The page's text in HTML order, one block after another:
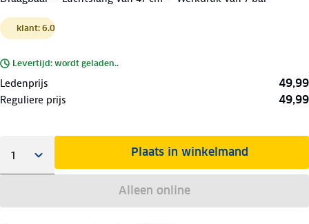
klant: 6.0
Levertijd: wordt geladen..
Ledenprijs 49,99
Reguliere prijs 49,99
Plaats in winkelmand
Alleen online